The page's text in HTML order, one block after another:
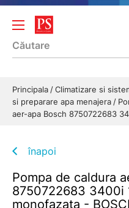
Principala Climatizare si
si preparare apa menajera
aer-apa Bosch 8750722683
înapoi
Pompa de caldura
8750722683 3400i
monofazata -